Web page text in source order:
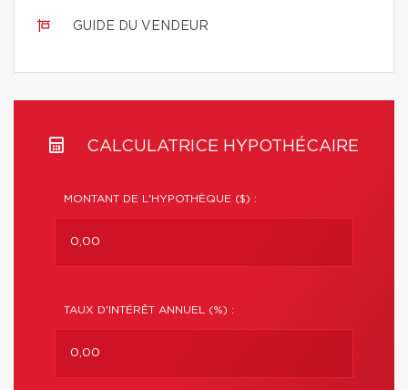
GUIDE DU VENDEUR
CALCULATRICE HYPOTHÉCAIRE
MONTANT DE L'HYPOTHÈQUE ($) :
TAUX D'INTÉRÊT ANNUEL (%) :